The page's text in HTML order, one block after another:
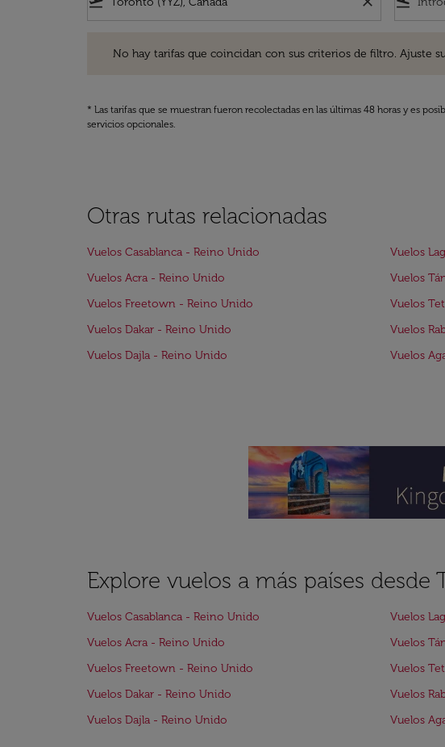
No hay tarifas que coincidan con sus criterios de filtro. Ajuste
* Las tarifas que se muestran fueron recolectadas en las últimas 48 horas y es
servicios opcionales.
Otras rutas relacionadas
Vuelos Casablanca - Reino Unido Vuelos
Vuelos Acra - Reino Unido
Vuelos
Vuelos Freetown - Reino Unido
Vuelos
Vuelos Dakar - Reino Unido
Vuelos
Vuelos Dajla - Reino Unido
Vuelos
Explore vuelos a más países desde
Vuelos Casablanca - Reino Unido Vuelos
Vuelos Acra - Reino Unido
Vuelos
Vuelos Freetown - Reino Unido
Vuelos
Vuelos Dakar - Reino Unido
Vuelos
Vuelos Dajla - Reino Unido
Vuelos